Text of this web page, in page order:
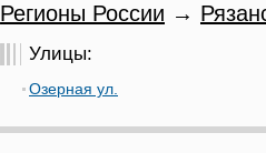
Регионы России →
Улицы:
Озерная ул.